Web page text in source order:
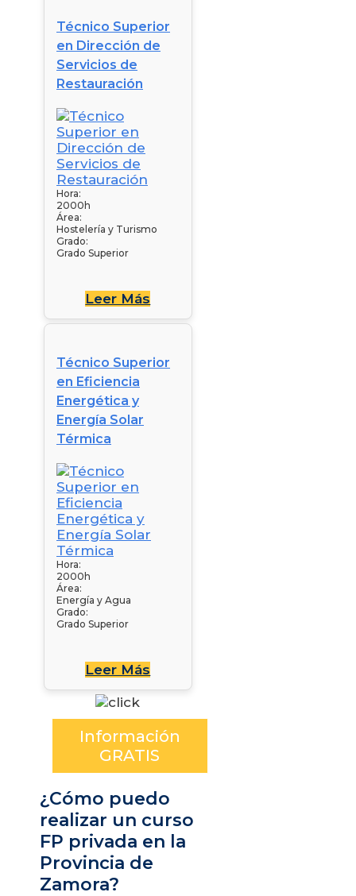
Técnico Superior
en Dirección de
Servicios de
Restauración
Hora:
2000h
Área:
Hostelería y Turismo
Grado:
Grado Superior
Leer Más
Técnico Superior
en Eficiencia
Energética y
Energía Solar
Térmica
Hora:
2000h
Área:
Energía y Agua
Grado:
Grado Superior
Leer Más
Información
GRATIS
¿Cómo puedo
realizar un curso
FP privada en la
Provincia de
Zamora?